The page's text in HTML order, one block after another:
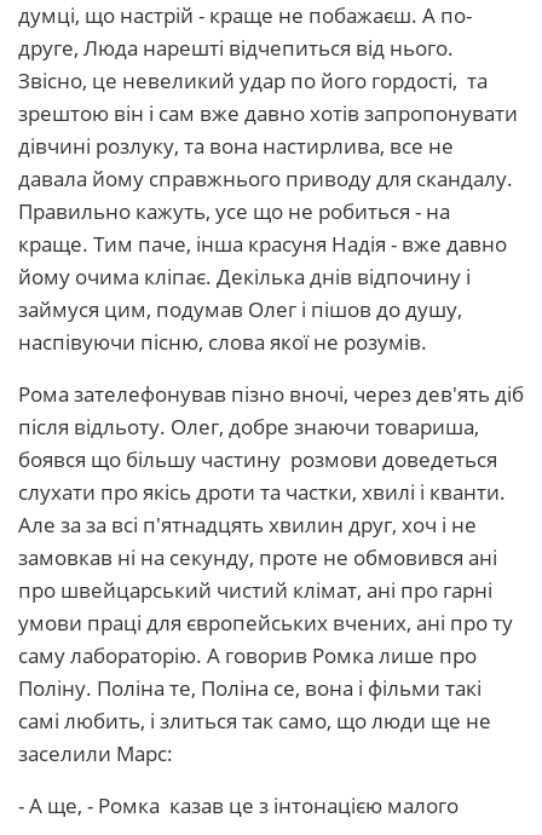
думці, що настрій - краще не побажаєш. А по-
друге, Люда нарешті відчепиться від нього.
Звісно, це невеликий удар по його гордості, та
зрештою він і сам вже давно хотів запропонувати
дівчині розлуку, та вона настирлива, все не
давала йому справжнього приводу для скандалу.
Правильно кажуть, усе що не робиться - на
краще. Тим паче, інша красуня Надія - вже давно
йому очима кліпає. Декілька днів відпочину і
займуся цим, подумав Олег і пішов до душу,
наспівуючи пісню, слова якої не розумів.
Рома зателефонував пізно вночі, через дев'ять діб
після відльоту. Олег, добре знаючи товариша,
боявся що більшу частину розмови доведеться
слухати про якісь дроти та частки, хвилі і кванти.
Але за за всі п'ятнадцять хвилин друг, хоч і не
замовкав ні на секунду, проте не обмовився ані
про швейцарський чистий клімат, ані про гарні
умови праці для європейських вчених, ані про ту
саму лабораторію. А говорив Ромка лише про
Поліну. Поліна те, Поліна се, вона і фільми такі
самі любить, і злиться так само, що люди ще не
заселили Марс:
- А ще, - Ромка казав це з інтонацією малого